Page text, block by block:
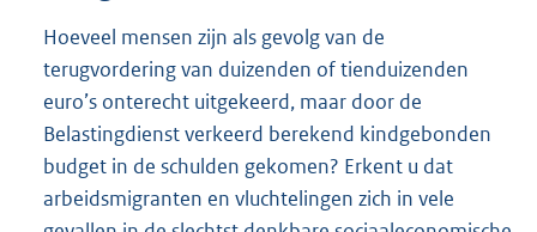
Hoeveel mensen zijn als gevolg van de
terugvordering van duizenden of tienduizenden
euro’s onterecht uitgekeerd, maar door de
Belastingdienst verkeerd berekend kindgebonden
budget in de schulden gekomen? Erkent u dat
arbeidsmigranten en vluchtelingen zich in vele